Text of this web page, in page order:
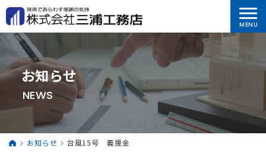
お知らせ
NEWS
お知らせ 台風15号 義援金